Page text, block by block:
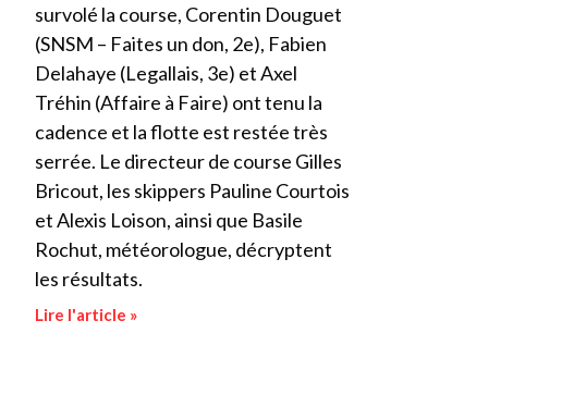
survolé la course, Corentin Douguet
(SNSM – Faites un don, 2e), Fabien
Delahaye (Legallais, 3e) et Axel
Tréhin (Affaire à Faire) ont tenu la
cadence et la flotte est restée très
serrée. Le directeur de course Gilles
Bricout, les skippers Pauline Courtois
et Alexis Loison, ainsi que Basile
Rochut, météorologue, décryptent
les résultats.
Lire l'article »